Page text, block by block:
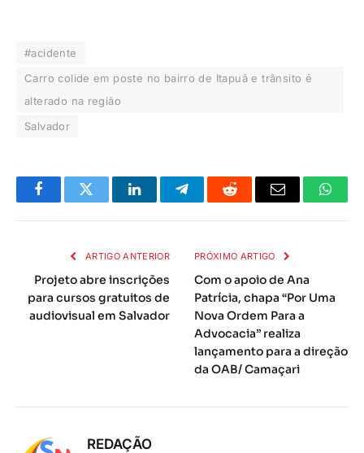
#acidente
Carro colide em poste no bairro de Itapuã e trânsito é
alterado na região
Salvador
FacebookTwitter LinkedInTelegramaReddit
E-
ARTIGO ANTERIOR
Projeto abre inscrições
para cursos gratuitos de
audiovisual em Salvador
PRÓXIMO ARTIGO
Com o apoio de Ana
Patrícia, chapa “Por Uma
Nova Ordem Para a
Advocacia” realiza
lançamento para a direção
da OAB/ Camaçari
REDAÇÃO